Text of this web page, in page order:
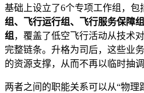
基础上设立了6个专项工作组，包
组、飞行运行组、飞行服务保障
组 ，覆盖了低空飞行活动从技术
完整链条。升格为司后，这些业
的资源支撑，从而不再以临时抽
两者之间的职能关系可以从“物理